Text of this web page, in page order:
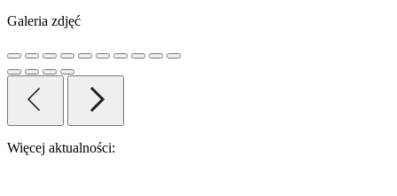
Galeria zdjęć
Więcej aktualności: